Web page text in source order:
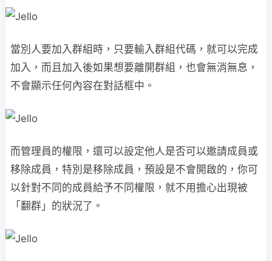
當別人要加入群組時，只要輸入群組代碼，就可以完成
加入，而且加入後如果想要離開群組，也會無消無息，
不會顯示任何內容在對話框中。
而管理員的權限，還可以設定他人是否可以邀請成員或
移除成員，特別是移除成員，預設是不會開啟的，你可
以針對不同的成員給予不同權限，就不用擔心出現被
「翻群」的狀況了。